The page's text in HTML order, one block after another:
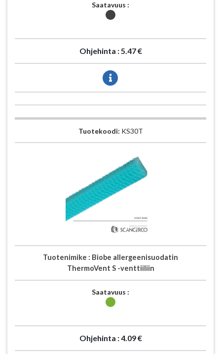
Saatavuus :
Ohjehinta :5.47 €
Tuotekoodi: KS30T
Tuotenimike : Biobe allergeenisuodatin
ThermoVent S -venttiiliin
Saatavuus :
Ohjehinta :4.09 €